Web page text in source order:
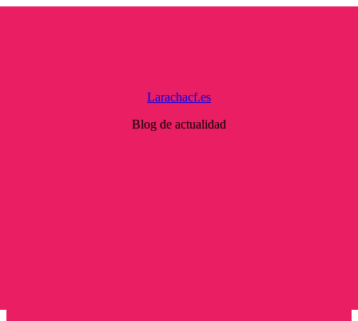
Larachacf.es
Blog de actualidad